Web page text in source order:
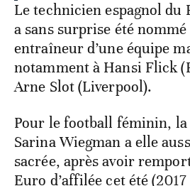
Le technicien espagnol du
a sans surprise été
entraîneur d’une équipe
notamment à Hansi Flick
Arne Slot (Liverpool).
Pour le football féminin, la
Sarina Wiegman a elle
sacrée, après avoir
Euro d’affilée cet été (2017